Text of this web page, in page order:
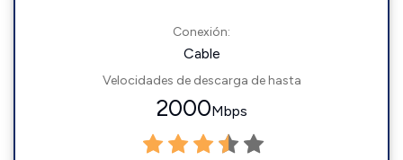
Conexión:
Cable
Velocidades de descarga de hasta
2000Mbps